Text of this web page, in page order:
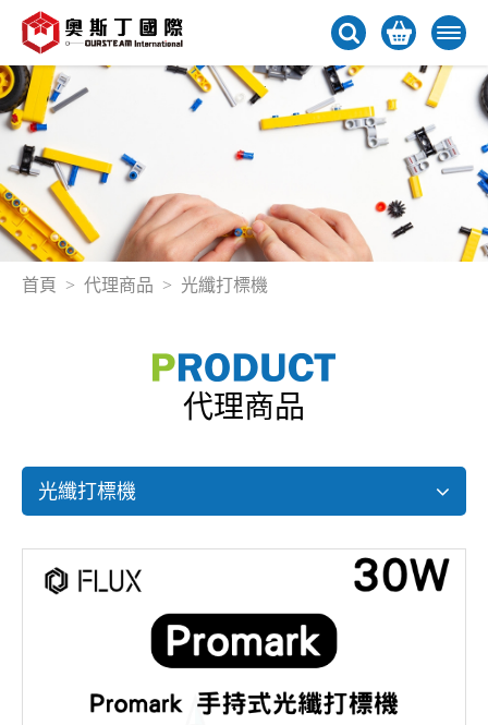
首頁 代理商品 光纖打標機
代理商品
光纖打標機